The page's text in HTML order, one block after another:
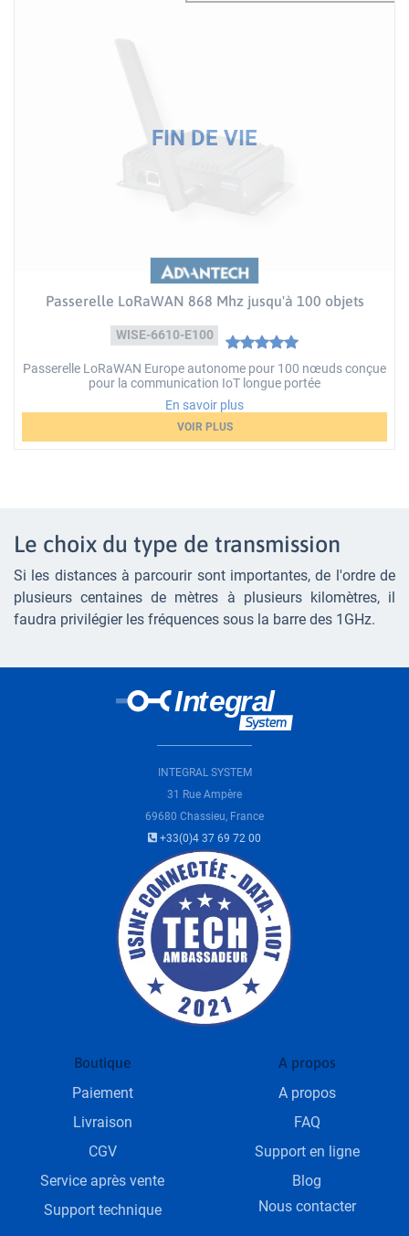
Passerelle LoRaWAN 868 Mhz jusqu'à 100 objets
WISE-6610-E100
Passerelle LoRaWAN Europe autonome pour 100 nœuds conçue
pour la communication IoT longue portée
En savoir plus
VOIR PLUS
Le choix du type de transmission
Si les distances à parcourir sont importantes, de l'ordre de
plusieurs centaines de mètres à plusieurs kilomètres, il
faudra privilégier les fréquences sous la barre des 1GHz.
INTEGRAL SYSTEM
31 Rue Ampère
69680 Chassieu, France
+33(0)4 37 69 72 00
Boutique
Paiement
Livraison
CGV
Service après vente
Support technique
A propos
A propos
FAQ
Support en ligne
Blog
Nous contacter